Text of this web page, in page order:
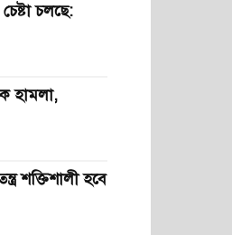
চলছে:
হামলা,
শক্তিশালী হবে